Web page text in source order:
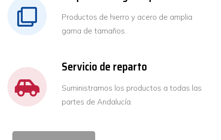
Productos de hierro y acero de amplia
gama de tamaños.
Servicio de reparto
Suministramos los productos a todas las
partes de Andalucía.